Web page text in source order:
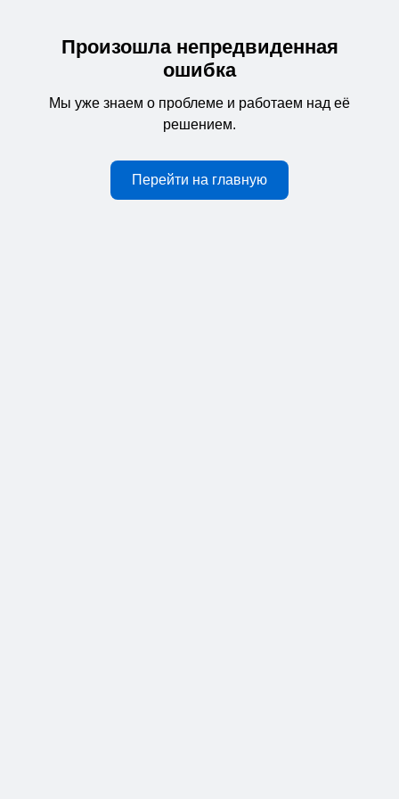
Произошла непредвиденная
ошибка
Мы уже знаем о проблеме и работаем над её
решением.
Перейти на главную